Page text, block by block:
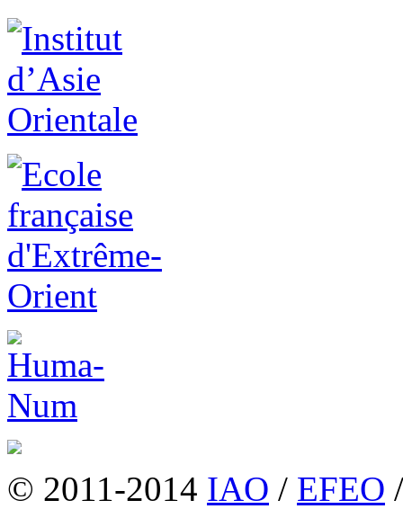
© 2011-2014 IAO / EFEO